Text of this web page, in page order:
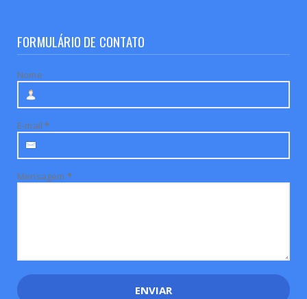
FORMULÁRIO DE CONTATO
Nome
E-mail*
Mensagem *